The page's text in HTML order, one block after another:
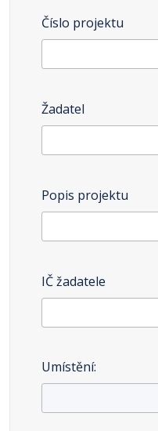
Číslo projektu
Žadatel
Popis projektu
IČ žadatele
Umístění: